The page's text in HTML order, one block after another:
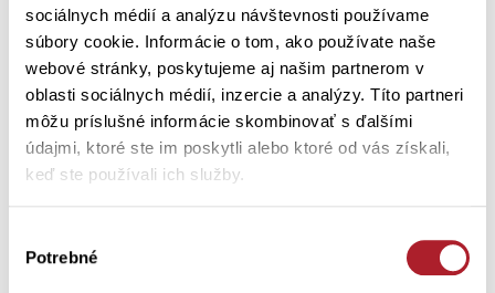
sociálnych médií a analýzu návštevnosti používame
súbory cookie. Informácie o tom, ako používate naše
webové stránky, poskytujeme aj našim partnerom v
oblasti sociálnych médií, inzercie a analýzy. Títo partneri
môžu príslušné informácie skombinovať s ďalšími
údajmi, ktoré ste im poskytli alebo ktoré od vás získali,
keď ste používali ich služby.
súhlasu
Potrebné
Zákazníci si tiež kúpili